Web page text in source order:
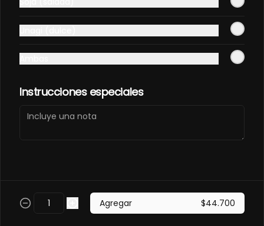
Elige tú favorita
$8.000
Instrucciones especiales
Agregar $44.700